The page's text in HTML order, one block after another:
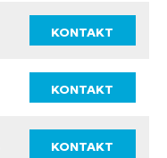
KONTAKT
KONTAKT
KONTAKT